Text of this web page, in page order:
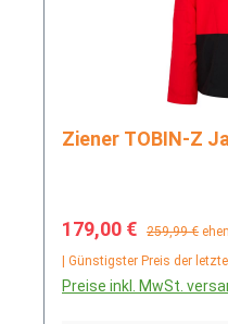
Ziener TOBIN-Z
Verkaufspreis:
179,00 € Regulärer
259,99 €
| Günstigster Preis der
Preise inkl. MwSt.